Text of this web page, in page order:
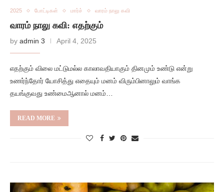
2025 போட்டிகள் மார்ச் வாரம் நாலு கவி
வாரம் நாலு கவி: எதற்கும்
by admin 3 April 4, 2025
எதற்கும் விலை மட்டுமல்ல காலாவதியாகும் தினமும் உண்டு என்று
உணர்ந்தோர் யோசித்து எதையும் மனம் விரும்பினாலும் வாங்க
தயங்குவது உண்மைஆனால் மனம்…
READ MORE